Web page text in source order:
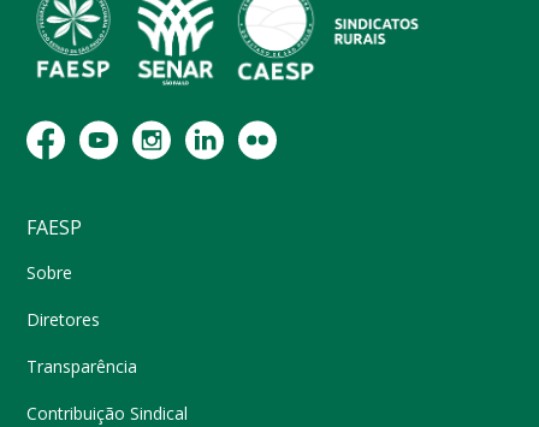
FAESP
Sobre
Diretores
Transparência
Contribuição Sindical